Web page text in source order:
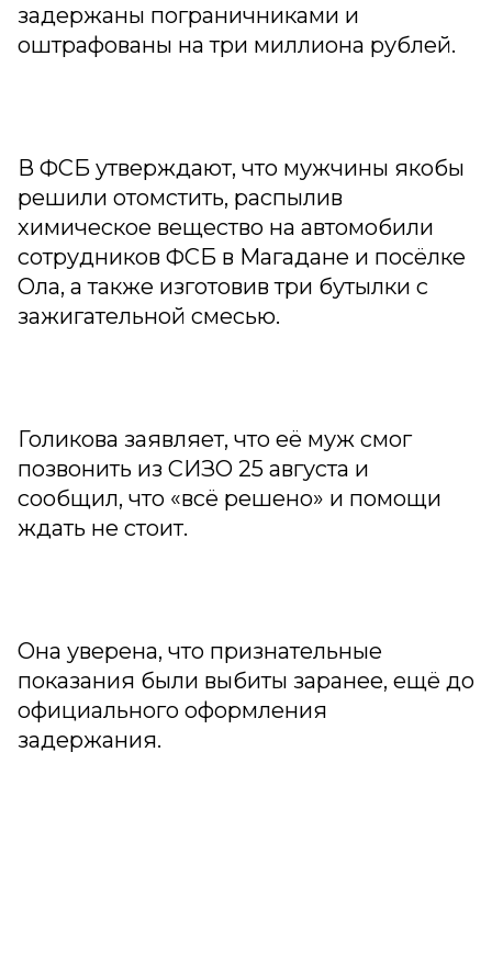
задержаны пограничниками и
оштрафованы на три миллиона рублей.
В ФСБ утверждают, что мужчины якобы
решили отомстить, распылив
химическое вещество на автомобили
сотрудников ФСБ в Магадане и посёлке
Ола, а также изготовив три бутылки с
зажигательной смесью.
Голикова заявляет, что её муж смог
позвонить из СИЗО 25 августа и
сообщил, что «всё решено» и помощи
ждать не стоит.
Она уверена, что признательные
показания были выбиты заранее, ещё до
официального оформления
задержания.